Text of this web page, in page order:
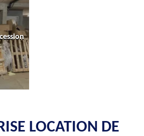
LOCATION DE